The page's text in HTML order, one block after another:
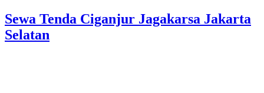
Sewa Tenda Ciganjur Jagakarsa Jakarta
Selatan